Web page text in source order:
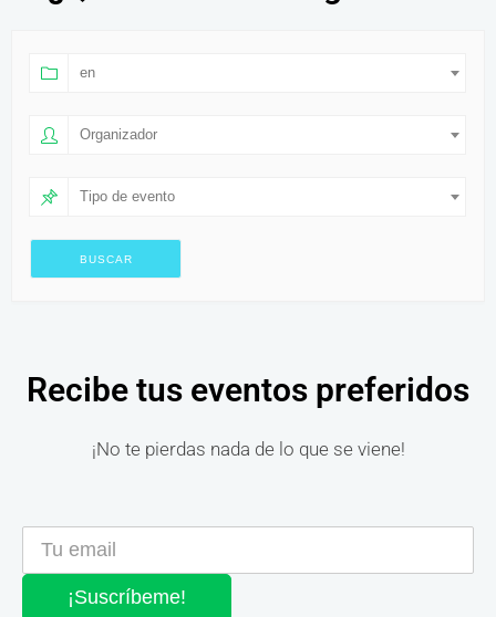
en
Organizador
Tipo de evento
Recibe tus eventos preferidos
¡No te pierdas nada de lo que se viene!
¡Suscríbeme!